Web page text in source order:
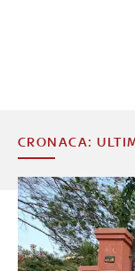
CRONACA: